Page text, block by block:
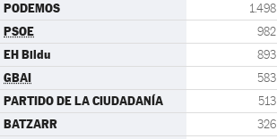
PODEMOS 1.498
PSOE 982
EH Bildu 893
GBAI 583
PARTIDO DE LA CIUDADANÍA 513
BATZARR 326